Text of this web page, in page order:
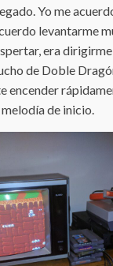
Yo me
levantarme
era
de Doble
encender
de inicio.